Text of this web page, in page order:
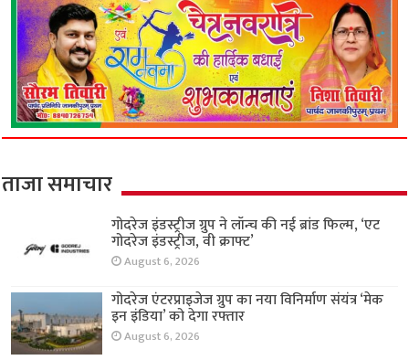
ताजा समाचार
गोदरेज इंडस्ट्रीज ग्रुप ने लॉन्च की नई ब्रांड फिल्म, ‘एट
गोदरेज इंडस्ट्रीज, वी क्राफ्ट’
August 6, 2026
गोदरेज एंटरप्राइजेज ग्रुप का नया विनिर्माण संयंत्र ‘मेक
इन इंडिया’ को देगा रफ्तार
August 6, 2026